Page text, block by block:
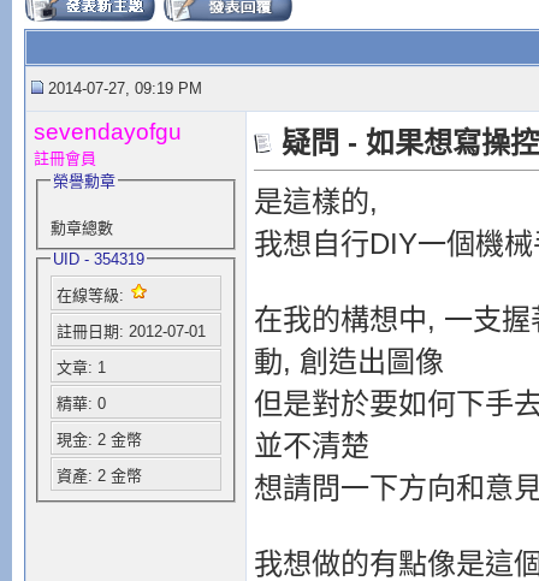
2014-07-27, 09:19 PM
sevendayofgu
註冊會員
榮譽勳章
勳章總數
UID - 354319
在線等級:
註冊日期: 2012-07-01
文章: 1
精華: 0
現金: 2 金幣
資產: 2 金幣
疑問 - 如果想寫操
是這樣的,
我想自行DIY一個機
在我的構想中, 一支
動, 創造出圖像
但是對於要如何下手
並不清楚
想請問一下方向和意
我想做的有點像是這